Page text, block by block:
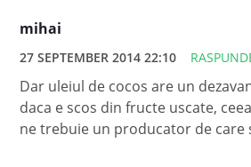
mihai
27 SEPTEMBER 2014 22:10
Dar uleiul de cocos are un
daca e scos din fructe uscate,
ne trebuie un producator de care